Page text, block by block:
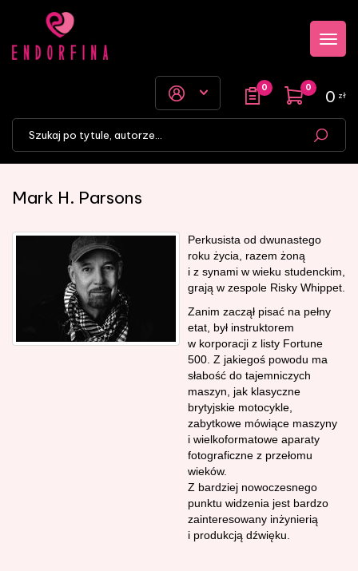
Przejdź
do menu
głównego
Przejdź
do
menu w
0 0 0 zł
Pokaż
menu
Mark H. Parsons
Perkusista od dwunastego
roku życia, razem żoną
i z synami w wieku studenckim,
grają w zespole Risky Whippet.
Zanim zaczął pisać na pełny
etat, był instruktorem
w korporacji z listy Fortune
500. Z jakiegoś powodu ma
słabość do tajemniczych
maszyn, jak klasyczne
brytyjskie motocykle,
zabytkowe mówiące maszyny
i wielkoformatowe aparaty
fotograficzne z przełomu
wieków.
Z bardziej nowoczesnego
punktu widzenia jest bardzo
zainteresowany inżynierią
i produkcją dźwięku.